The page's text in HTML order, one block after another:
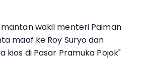
wakil menteri Paiman
maaf ke Roy Suryo dan
kios di Pasar Pramuka Pojok"